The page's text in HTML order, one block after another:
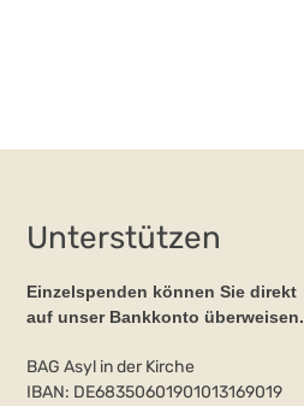
Unterstützen
Einzelspenden können Sie direkt
auf unser Bankkonto überweisen.
BAG Asyl in der Kirche
IBAN: DE68350601901013169019